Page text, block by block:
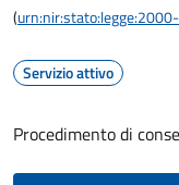
(
Servizio attivo
Procedimento di